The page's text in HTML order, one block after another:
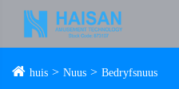
huis Nuus Bedryfsnuus